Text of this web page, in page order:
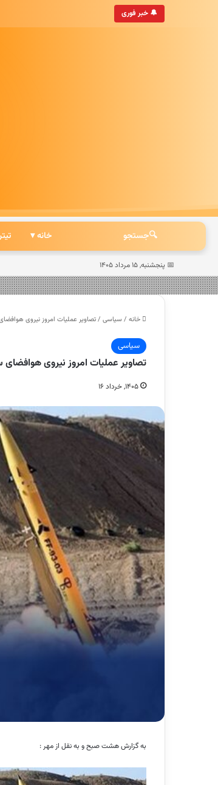
🔔 خبر فوری• به‌روزترین خبرگزاری ایرانی
🔍جستجو خانه ▾
📅 پنجشنبه, ۱۵ مرداد ۱۴۰۵
خانه / سیاسی /تصاویر عملیات امروز نیروی
سیاسی
تصاویر عملیات امروز نیروی
۱۴۰۵, خرداد ۱۶
به گزارش هشت صبح و به نقل از مهر :